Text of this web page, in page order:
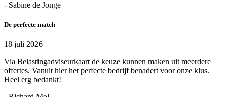
- Sabine de Jonge
De perfecte match
18 juli 2026
Via Belastingadviseurkaart de keuze kunnen maken uit meerdere
offertes. Vanuit hier het perfecte bedrijf benadert voor onze klus.
Heel erg bedankt!